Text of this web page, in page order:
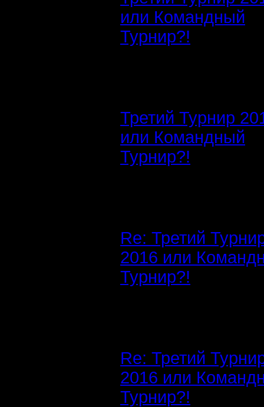
или Командный
Турнир?!
Третий Турнир
или Командный
Турнир?!
Re: Третий
2016 или
Турнир?!
Re: Третий
2016 или
Турнир?!